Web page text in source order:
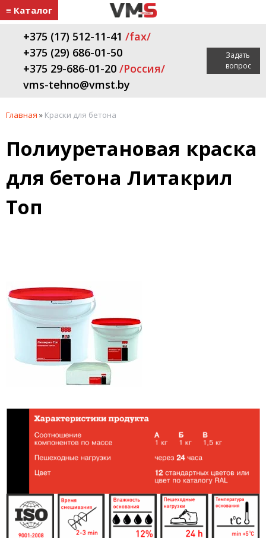
≡ Каталог
+375 (17) 512-11-41 /fax/
+375 (29) 686-01-50
+375 29-686-01-20 /Россия/
vms-tehno@vmst.by
Задать
вопрос
Главная » Краски для бетона
Полиуретановая краска
для бетона Литакрил
Топ